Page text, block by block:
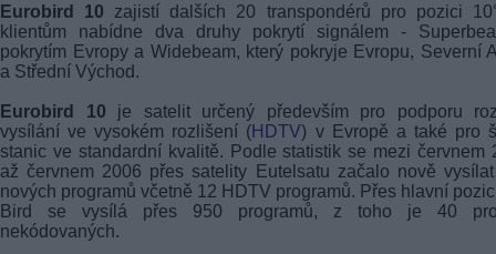
Eurobird 10 zajistí dalších 20 transpondérů pro pozici
klientům nabídne dva druhy pokrytí signálem -
pokrytím Evropy a Widebeam, který pokryje Evropu, Severní
a Střední Východ.
Eurobird 10 je satelit určený především pro podporu
vysílání ve vysokém rozlišení (HDTV) v Evropě a také pro
stanic ve standardní kvalitě. Podle statistik se mezi červnem
až červnem 2006 přes satelity Eutelsatu začalo nově
nových programů včetně 12 HDTV programů. Přes hlavní
Bird se vysílá přes 950 programů, z toho je 40
nekódovaných.